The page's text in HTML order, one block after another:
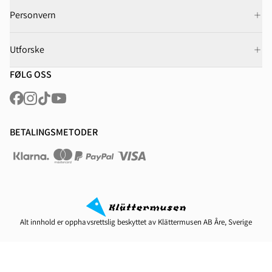
Personvern
Utforske
FØLG OSS
BETALINGSMETODER
Alt innhold er opphavsrettslig beskyttet av Klättermusen AB Åre, Sverige